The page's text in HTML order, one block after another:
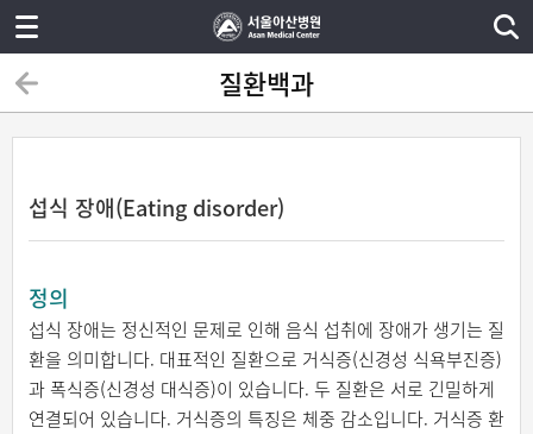
질환백과
섭식 장애(Eating disorder)
정의
섭식 장애는 정신적인 문제로 인해 음식 섭취에 장애가 생기는 질
환을 의미합니다. 대표적인 질환으로 거식증(신경성 식욕부진증)
과 폭식증(신경성 대식증)이 있습니다. 두 질환은 서로 긴밀하게
연결되어 있습니다. 거식증의 특징은 체중 감소입니다. 거식증 환